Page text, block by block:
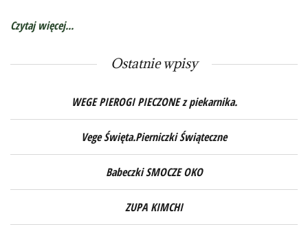
Czytaj więcej...
Ostatnie wpisy
WEGE PIEROGI PIECZONE z piekarnika.
Vege Święta.Pierniczki Świąteczne
Babeczki SMOCZE OKO
ZUPA KIMCHI